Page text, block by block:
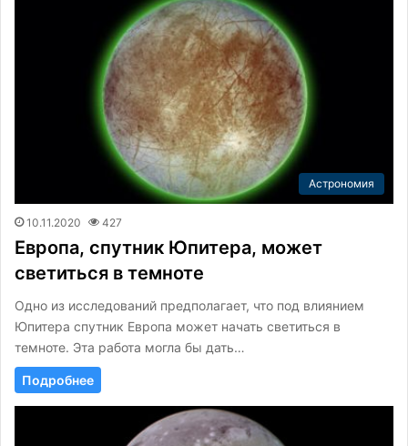
Астрономия
10.11.2020 427
Европа, спутник Юпитера, может
светиться в темноте
Одно из исследований предполагает, что под влиянием
Юпитера спутник Европа может начать светиться в
темноте. Эта работа могла бы дать…
Подробнее